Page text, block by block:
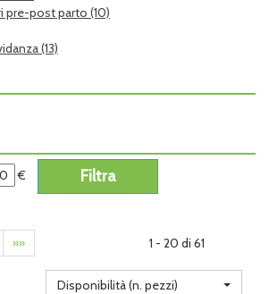
pre-post parto (10)
(13)
€
»» 1 - 20 di 61
Disponibilità (n. pezzi)